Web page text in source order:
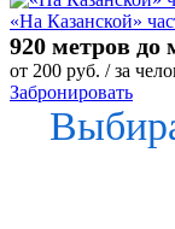
«На Казанской»
920 метров до
от 200 руб. / за
Забронировать